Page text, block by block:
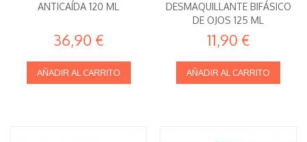
ANTICAÍDA 120 ML
36,90 €
AÑADIR AL CARRITO
DESMAQUILLANTE BIFÁSICO
DE OJOS 125 ML
11,90 €
AÑADIR AL CARRITO